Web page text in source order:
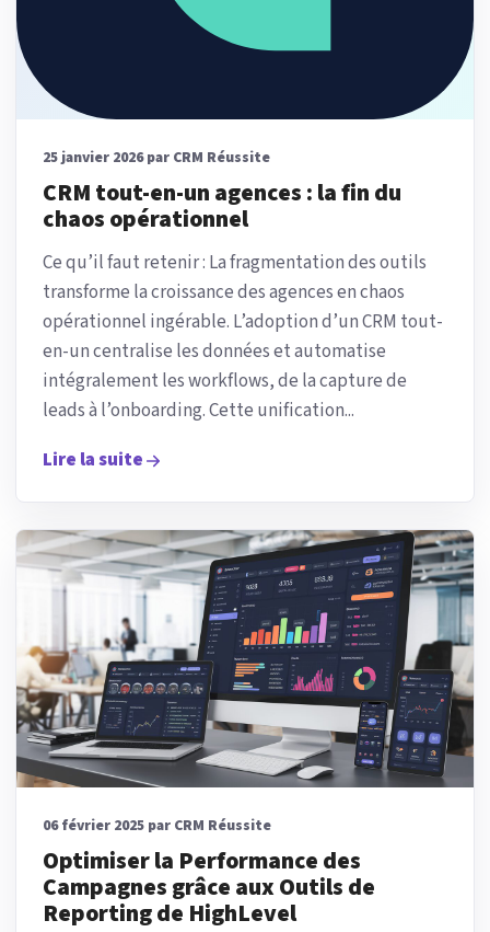
25 janvier 2026 par CRM Réussite
CRM tout-en-un agences : la fin du
chaos opérationnel
Ce qu’il faut retenir : La fragmentation des outils
transforme la croissance des agences en chaos
opérationnel ingérable. L’adoption d’un CRM tout-
en-un centralise les données et automatise
intégralement les workflows, de la capture de
leads à l’onboarding. Cette unification...
Lire la suite
06 février 2025 par CRM Réussite
Optimiser la Performance des
Campagnes grâce aux Outils de
Reporting de HighLevel